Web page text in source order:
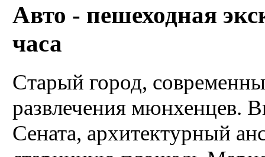
Авто - пешеходная
часа
Старый город,
развлечения мюнхенцев.
Сената, архитектурный